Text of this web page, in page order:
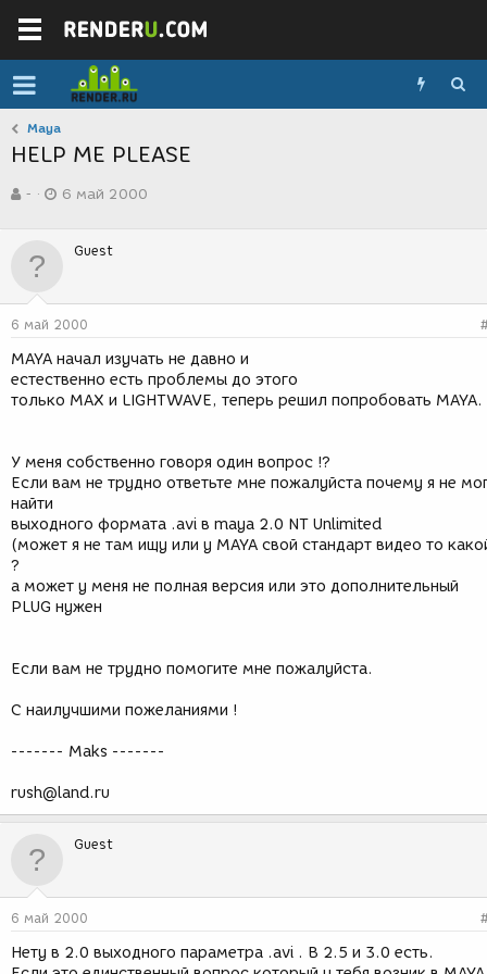
Maya
HELP ME PLEASE
в
р
-
а
д
н
и
я
6 май 2000
Guest
6 май 2000
MAYA начал изучать не давно и
естественно есть проблемы до этого
только MAX и LIGHTWAVE, теперь решил попробовать MAYA.
У меня собственно говоря один вопрос !?
Если вам не трудно ответьте мне пожалуйста почему я не
найти
выходного формата .avi в maya 2.0 NT Unlimited
(может я не там ищу или у MAYA свой стандарт видео то
?
а может у меня не полная версия или это дополнительный
PLUG нужен
Если вам не трудно помогите мне пожалуйста.
C наилучшими пожеланиями !
------- Maks -------
rush@land.ru
Guest
6 май 2000
Нету в 2.0 выходного параметра .avi . В 2.5 и 3.0 есть.